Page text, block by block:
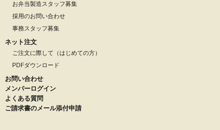
お弁当製造スタッフ募集
採用のお問い合わせ
事務スタッフ募集
ネット注文
ご注文に際して（はじめての方）
PDFダウンロード
お問い合わせ
メンバーログイン
よくある質問
ご請求書のメール添付申請